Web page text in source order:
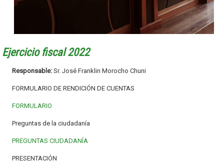
Ejercicio fiscal 2022
Responsable: Sr. José Franklin Morocho Chuni
FORMULARIO DE RENDICIÓN DE CUENTAS
FORMULARIO
Preguntas de la ciudadanía
PREGUNTAS CIUDADANÍA
PRESENTACIÓN